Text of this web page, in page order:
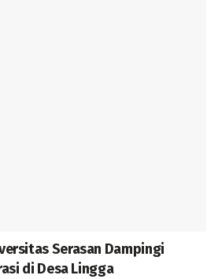
Serasan Dampingi
di Desa Lingga